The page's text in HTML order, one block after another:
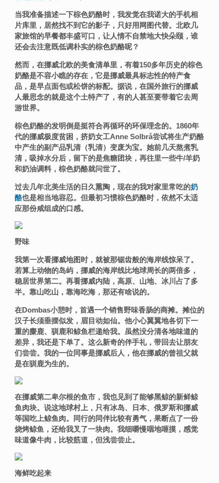
当我准备描述一下棕色奶酪时，我发觉在我诺大的手机相
片库里，居然找不到它的影子，只好用网图代替。北欧几
家旅馆的早餐都丰盛可口，让人情不自禁地大快朵颐，谁
还会去注意既低调朴实的棕色奶酪呢？
然而，在挪威北欧的美食清单里，有着150多年历史的棕色
奶酪是不容小瞧的存在，它是挪威最具标志性的特产食
品，是早点面包或松饼的标配。据说，在国外旅行的挪威
人最思念的就是这个土特产了，有的人甚至要带着它去周
游世界。
棕色奶酪的发明倒是挺符合再循环的环保理念的。1860年
代的挪威极度贫困，挤奶女工Anne Solbrå尝试将生产奶酪
中产生的副产品乳清（乳清）变废为宝。她前几天熬煮乳
清，吸掉水分后，留下的是焦糖团块，再往里一些牛/羊奶
和奶油调料， 棕色奶酪就问世了。
过去几年北美生活的日久熏陶，现在的我对家里常吃的奶
酪也是相当地容忍。但最初习惯棕色奶酪时，依然不太适
应那份咸组成的口感。
野味
我第一次看挪威地图时，就被那锯齿般的海岸线惊呆了。
若算上动物的岛屿，挪威的海岸线比地球周长的两倍多，
稳居世界第二。再看挪威内陆，高原、山地、冰川占了多
半。 靠山吃山，靠海吃海，那还有啥说的。
在Dombas小憩时，首遇一个销售野味香肠的商摊。摊位的
汉子长须垂摆似发，眉目动如仙。他小心翼翼地各切下一
重的麋鹿、驯鹿和鲸鱼栏递给我。虽然没分清各地味道的
差异，我还是下单了。这么新奇的伴手礼，带回去让朋友
们尝尝。我的一位同事是挪威后人，他在挪威的曾祖父就
是在驯鹿为生的。
在挪威第二卑尔根的鱼市，我也见到了能够黑鲸的新鲜鲸
鱼肉块。说这地球村上，只有冰岛、日本、俄罗斯和挪威
等国吃上鲸鱼肉。同行的同伴比较有勇气，果断点了一份
烧烤鲸鱼，还给我叉了一块肉。我细嚼慢咽地咂摸，感觉
味道像牛肉，比较筋道，但浅尝尝止。
海鲜吃起来